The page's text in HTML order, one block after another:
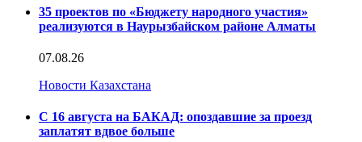
35 проектов по «Бюджету народного участия»
реализуются в Наурызбайском районе Алматы
07.08.26
Новости Казахстана
С 16 августа на БАКАД: опоздавшие за проезд
заплатят вдвое больше